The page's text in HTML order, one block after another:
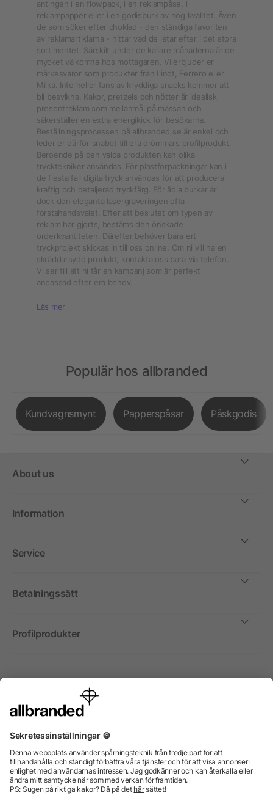
antingen i en flowpack, i en reklampåse, i
reklampapper eller i en godisburk av hög kvalitet. Även
de som söker efter choklad - den ständiga favoriten
av reklamartiklarna - hittar vad de letar efter i det stora
sortimentet. Särskilt under de kallare månaderna är de
mycket välkomna hos mottagaren. Vi erbjuder er
märkesvaror som produkter från Lindt, Ferrero eller
Milka. Inte heller fans av kryddiga snacks kommer att
bli besvikna. Kakor, pretzels och nötter är idealisk
presentreklam som mellanmål på mässan och
säkerställer en extra energikick för besökarna.
Beställningsprocessen på allbranded.se är enkel och
leder er därför snabbt till era drömmars profilprodukt.
Beroende på den valda produkten kan olika
trycktekniker användas. För plastförpackningar kan i
de flesta fall digitaltryck användas för att producera
kraftig och detaljerad tryckfärg. För ädla burkar är
dock den eleganta lasergraveringen ofta
förstahandsvalet. Efter att beslutet om typen av
reklam har gjorts, bestäms den önskade
orderkvantiteten. Därefter behöver bara ert
tryckprojekt skickas in till oss online. Om ni vill ha en
skräddarsydd produkt, kontakta oss bara via telefon.
Vi ser till att ni får en kampanj som är perfekt
anpassad efter era behov.
Läs mer
Populär hos allbranded
Kundvagnsmynt Papperspåsar Påskgodis
About us
Information
Service
Betalningssätt
Profilprodukter
Internationellt